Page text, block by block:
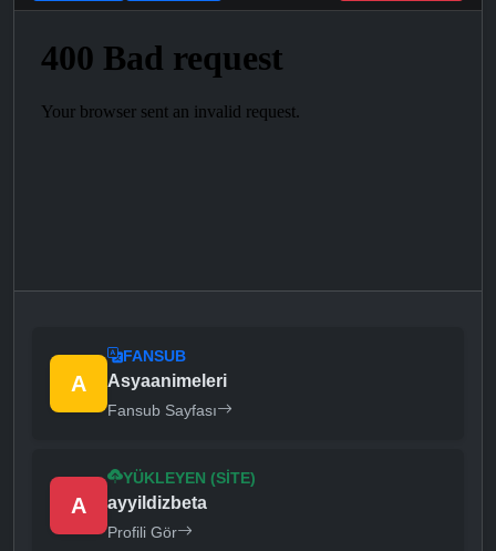
A
FANSUB
Asyaanimeleri
Fansub Sayfası
A
YÜKLEYEN (SITE)
ayyildizbeta
Profili Gör